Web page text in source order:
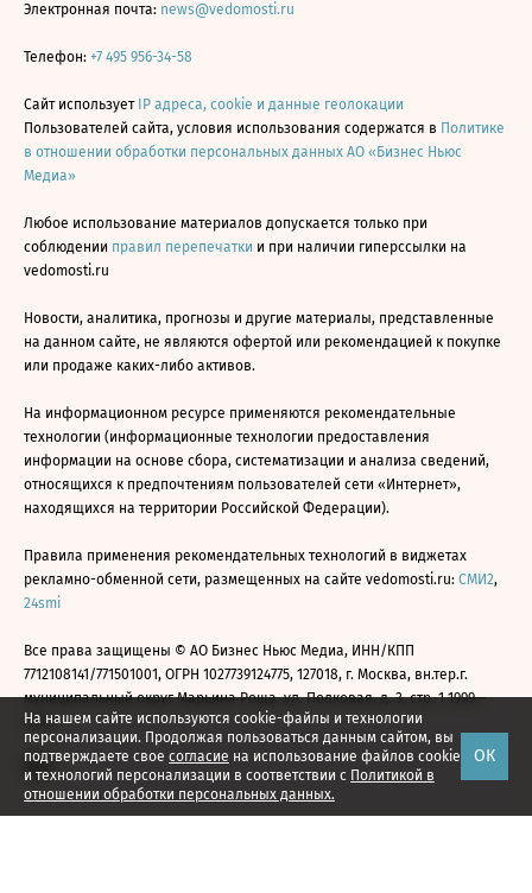
На нашем сайте используются cookie-файлы и технологии
персонализации. Продолжая пользоваться данным сайтом, вы
подтверждаете свое согласие на использование файлов cookie
и технологий персонализации в соответствии с Политикой в
отношении обработки персональных данных.
ОК
Электронная почта: news@vedomosti.ru
Телефон: +7 495 956-34-58
Сайт использует IP адреса, cookie и данные геолокации
Пользователей сайта, условия использования содержатся в Политике
в отношении обработки персональных данных АО «Бизнес Ньюс
Медиа»
Любое использование материалов допускается только при
соблюдении правил перепечатки и при наличии гиперссылки на
vedomosti.ru
Новости, аналитика, прогнозы и другие материалы, представленные
на данном сайте, не являются офертой или рекомендацией к покупке
или продаже каких-либо активов.
На информационном ресурсе применяются рекомендательные
технологии (информационные технологии предоставления
информации на основе сбора, систематизации и анализа сведений,
относящихся к предпочтениям пользователей сети «Интернет»,
находящихся на территории Российской Федерации).
Правила применения рекомендательных технологий в виджетах
рекламно-обменной сети, размещенных на сайте vedomosti.ru: СМИ2,
24smi
Все права защищены © АО Бизнес Ньюс Медиа, ИНН/КПП
7712108141/771501001, ОГРН 1027739124775, 127018, г. Москва, вн.тер.г.
муниципальный округ Марьина Роща, ул. Полковая, д. 3, стр. 1 1999—
2026